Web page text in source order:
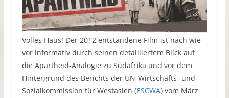
Volles Haus! Der 2012 entstandene Film ist nach wie
vor informativ durch seinen detailliertem Blick auf
die Apartheid-Analogie zu Südafrika und vor dem
Hintergrund des Berichts der UN-Wirtschafts- und
Sozialkommission für Westasien (ESCWA) vom März